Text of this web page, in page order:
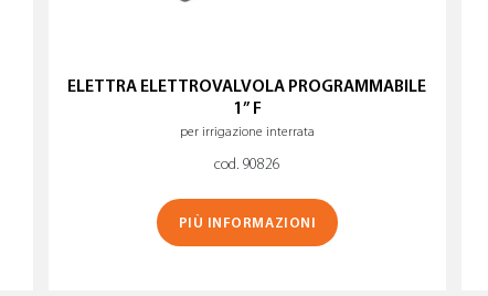
ELETTRA ELETTROVALVOLA PROGRAMMABILE
1” F
per irrigazione interrata
cod. 90826
PIÙ INFORMAZIONI